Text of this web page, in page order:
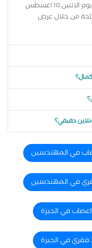
أقرب ميعاد لدكتور محمود كمال هو يوم الاثنين 10 اغسطس
من خلال عرض
حقيقي؟
في المهندسين
في المهندسين
في الجيزة
فقري في الجيزة